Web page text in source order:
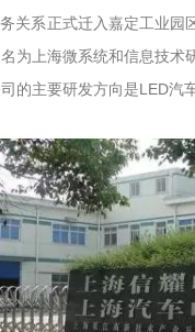
关系正式迁入嘉定工业
上海微系统和信息技
的主要研发方向是LED